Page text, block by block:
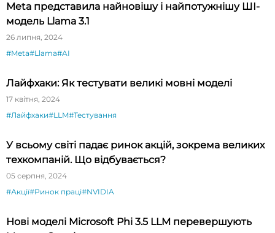
Meta представила найновішу і найпотужнішу ШІ-
модель Llama 3.1
26 липня, 2024
#Meta#Llama#AI
Лайфхаки: Як тестувати великі мовні моделі
17 квітня, 2024
#Лайфхаки#LLM#Тестування
У всьому світі падає ринок акцій, зокрема великих
техкомпаній. Що відбувається?
05 серпня, 2024
#Акції#Ринок праці#NVIDIA
Нові моделі Microsoft Phi 3.5 LLM перевершують